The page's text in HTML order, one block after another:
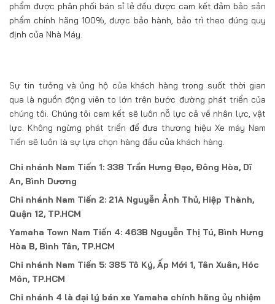
phẩm được phân phối bán sỉ lẻ đều được cam kết đảm bảo sản
phẩm chính hãng 100%, được bảo hành, bảo trì theo đúng quy
định của Nhà Máy.
Sự tin tưởng và ủng hộ của khách hàng trong suốt thời gian
qua là nguồn động viên to lớn trên bước đường phát triển của
chúng tôi. Chúng tôi cam kết sẽ luôn nỗ lực cả về nhân lực, vật
lực. Không ngừng phát triển để đưa thương hiệu Xe máy Nam
Tiến sẽ luôn là sự lựa chọn hàng đầu của khách hàng.
Chi nhánh Nam Tiến 1: 338 Trần Hưng Đạo, Đông Hòa, Dĩ
An, Bình Dương
Chi nhánh Nam Tiến 2: 21A Nguyễn Ảnh Thủ, Hiệp Thành,
Quận 12, TP.HCM
Yamaha Town Nam Tiến 4: 463B Nguyễn Thị Tú, Bình Hưng
Hòa B, Bình Tân, TP.HCM
Chi nhánh Nam Tiến 5: 385 Tô Ký, Ấp Mới 1, Tân Xuân, Hóc
Môn, TP.HCM
Chi nhánh 4 là đại lý bán xe Yamaha chính hãng ủy nhiệm